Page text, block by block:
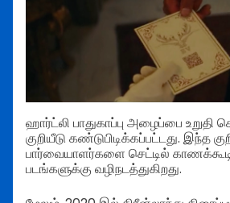
ஹார்ட்லி பாதுகாப்பு அழைப்பை உறுதி
குறியீடு கண்டுபிடிக்கப்பட்டது. இந்த
பார்வையாளர்களை செட்டில்
படங்களுக்கு வழிநடத்துகிறது.